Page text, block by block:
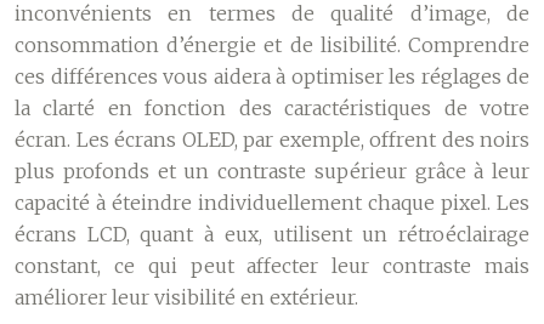
inconvénients en termes de qualité d’image, de
consommation d’énergie et de lisibilité. Comprendre
ces différences vous aidera à optimiser les réglages de
la clarté en fonction des caractéristiques de votre
écran. Les écrans OLED, par exemple, offrent des noirs
plus profonds et un contraste supérieur grâce à leur
capacité à éteindre individuellement chaque pixel. Les
écrans LCD, quant à eux, utilisent un rétroéclairage
constant, ce qui peut affecter leur contraste mais
améliorer leur visibilité en extérieur.